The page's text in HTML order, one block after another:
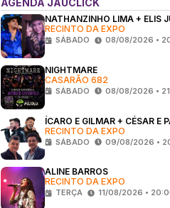
AGENDA JAUCLICK
NATHANZINHO LIMA + ELIS
RECINTO DA EXPO
SÁBADO 08/08/2026 •
NIGHTMARE
CASARÃO 682
SÁBADO 08/08/2026 •
ÍCARO E GILMAR + CÉSAR E
RECINTO DA EXPO
SÁBADO 09/08/2026 •
ALINE BARROS
RECINTO DA EXPO
TERÇA 11/08/2026 •